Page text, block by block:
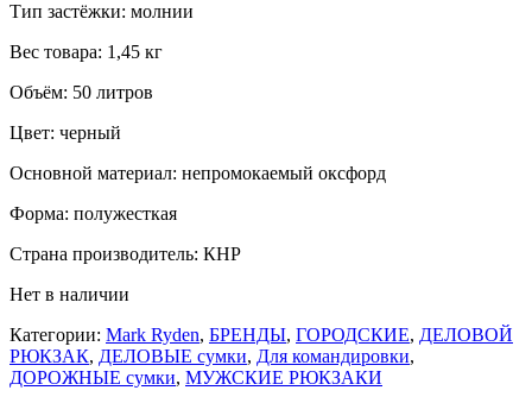
Тип застёжки: молнии
Вес товара: 1,45 кг
Объём: 50 литров
Цвет: черный
Основной материал: непромокаемый оксфорд
Форма: полужесткая
Страна производитель: КНР
Нет в наличии
Категории: Mark Ryden, БРЕНДЫ, ГОРОДСКИЕ, ДЕЛОВОЙ
РЮКЗАК, ДЕЛОВЫЕ сумки, Для командировки,
ДОРОЖНЫЕ сумки, МУЖСКИЕ РЮКЗАКИ